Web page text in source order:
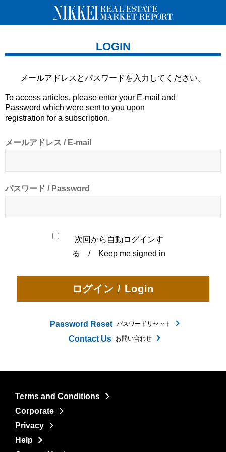
LOGIN
メールアドレスとパスワードを 入力してください。
To access articles, please enter your E-mail and
Password which were sent to you upon
registration for a subscription.
メールアドレス / E-mail
パスワード / Password
次回から自動ログインす
る / Keep me signed in
Password Reset パスワードリセット
Contact Us お問い合わせ
Terms and Conditions
Corporate
Privacy
Help